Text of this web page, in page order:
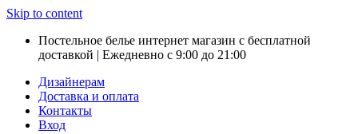
Skip to content
Постельное белье интернет магазин с бесплатной
доставкой | Ежедневно с 9:00 до 21:00
Дизайнерам
Доставка и оплата
Контакты
Вход